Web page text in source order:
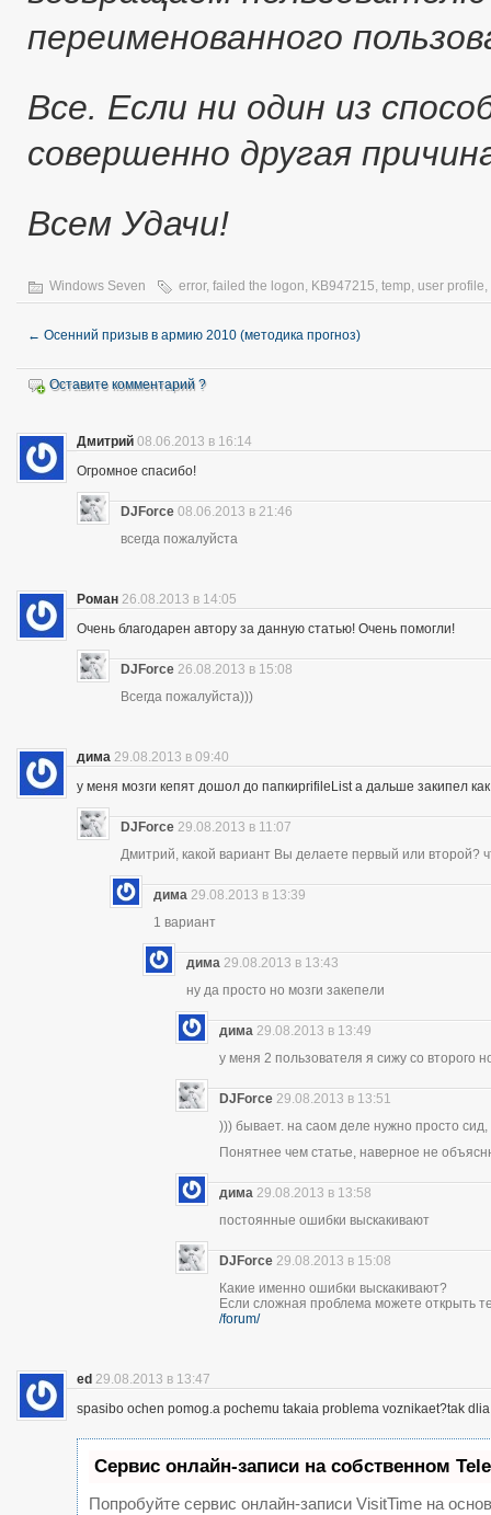
переименованного
Все. Если ни один из
совершенно другая
Всем Удачи!
Windows Seven error, failed the logon, KB947215, temp, user profile,
← Осенний призыв в армию 2010 (методика прогноз)
Оставите комментарий ?
Дмитрий 08.06.2013 в 16:14
Огромное спасибо!
DJForce 08.06.2013 в 21:46
всегда пожалуйста
Роман 26.08.2013 в 14:05
Очень благодарен автору за данную статью! Очень помогли!
DJForce 26.08.2013 в 15:08
Всегда пожалуйста)))
дима 29.08.2013 в 09:40
у меня мозги кепят дошол до папкиprifileList а дальше закипел
DJForce 29.08.2013 в 11:07
Дмитрий, какой вариант Вы делаете первый или второй?
дима 29.08.2013 в 13:39
1 вариант
дима 29.08.2013 в 13:43
ну да просто но мозги закепели
дима 29.08.2013 в 13:49
у меня 2 пользователя я сижу со второго
DJForce 29.08.2013 в 13:51
))) бывает. на саом деле нужно просто
Понятнее чем статье, наверное не
дима 29.08.2013 в 13:58
постоянные ошибки выскакивают
DJForce 29.08.2013 в 15:08
Какие именно ошибки выскакивают?
Если сложная проблема можете открыть
/forum/
ed 29.08.2013 в 13:47
spasibo ochen pomog.a pochemu takaia problema voznikaet?tak
Сервис онлайн-записи на собственном
Попробуйте сервис онлайн-записи VisitTime на